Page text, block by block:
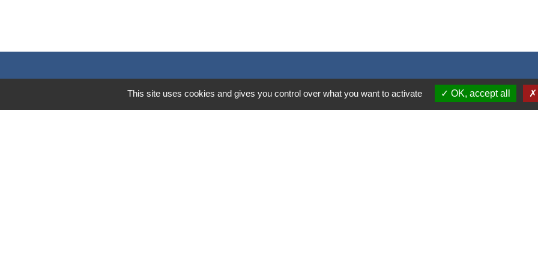
ContactsThis site uses cookies and gives you control over what you want to activate OK, accept all